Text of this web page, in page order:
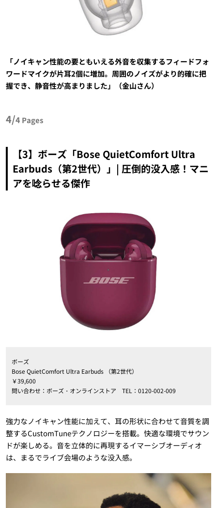
「ノイキャン性能の要ともいえる外音を収集するフィードフォ
ワードマイクが片耳2個に増加。周囲のノイズがより的確に把
握でき、静音性が高まりました」（金山さん）
4/4 Pages
【3】ボーズ「Bose QuietComfort Ultra
Earbuds（第2世代）」| 圧倒的没入感！マニ
アを唸らせる傑作
ボーズ
Bose QuietComfort Ultra Earbuds （第2世代）
￥39,600
問い合わせ：ボーズ・オンラインストア TEL：0120-002-009
強力なノイキャン性能に加えて、耳の形状に合わせて音質を調
整するCustomTuneテクノロジーを搭載。快適な環境でサウン
ドが楽しめる。音を立体的に再現するイマーシブオーディオ
は、まるでライブ会場のような没入感。